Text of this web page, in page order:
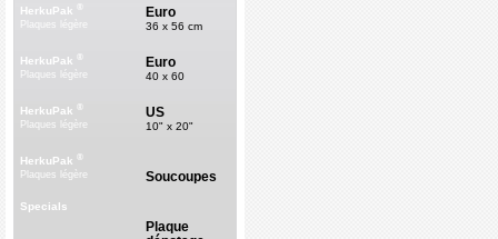
HerkuPak ®
Plaques légère
Euro
36 x 56 cm
HerkuPak ®
Plaques légère
Euro
40 x 60
HerkuPak ®
Plaques légère
US
10" x 20"
HerkuPak ®
Plaques légère
Soucoupes
Specials
Plaque